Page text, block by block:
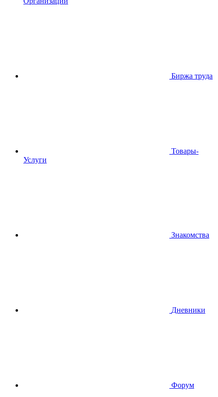
Биржа труда
Товары-
Услуги
Знакомства
Дневники
Форум